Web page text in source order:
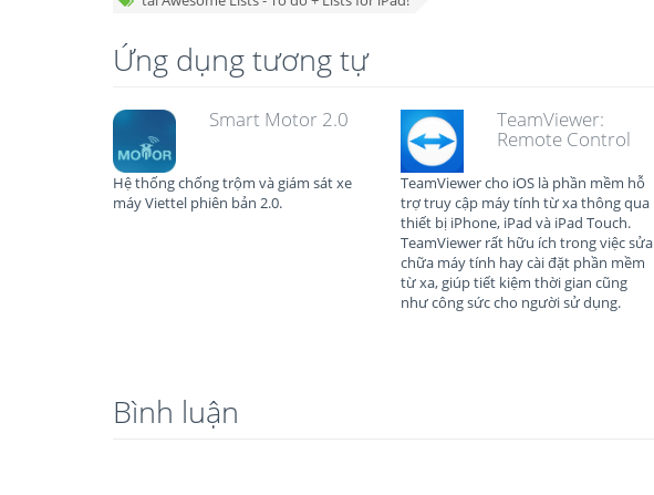
Ứng dụng tương tự
Smart Motor 2.0
Hệ thống chống trộm và giám sát xe
máy Viettel phiên bản 2.0.
TeamViewer:
Remote Control
TeamViewer cho iOS là phần mềm hỗ
trợ truy cập máy tính từ xa thông qua
thiết bị iPhone, iPad và iPad Touch.
TeamViewer rất hữu ích trong việc sửa
chữa máy tính hay cài đặt phần mềm
từ xa, giúp tiết kiệm thời gian cũng
như công sức cho người sử dụng.
Bình luận